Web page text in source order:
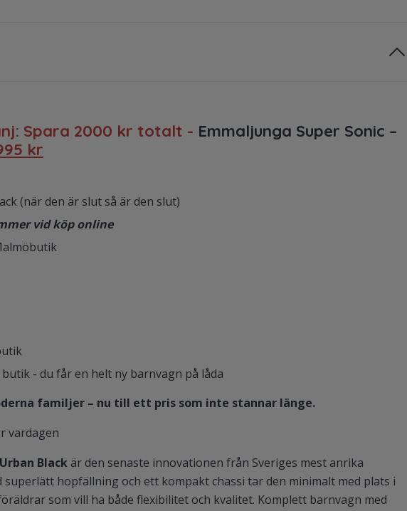
Spara 2000 kr totalt - Emmaljunga Super Sonic –
kr
(när den är slut så är den slut)
vid köp online
- du får en helt ny barnvagn på låda
familjer – nu till ett pris som inte stannar länge.
vardagen
Black är den senaste innovationen från Sveriges mest anrika
hopfällning och ett kompakt chassi tar den minimalt med plats i
som vill ha både flexibilitet och kvalitet. Komplett barnvagn med